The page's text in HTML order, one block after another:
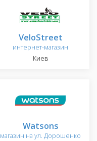
VeloStreet
интернет-магазин
Киев
Watsons
магазин на ул. Дорошенко